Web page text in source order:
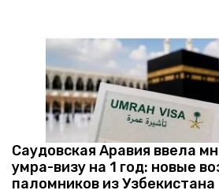
Саудовская Аравия ввела
умра-визу на 1 год: новые
паломников из Узбекистана